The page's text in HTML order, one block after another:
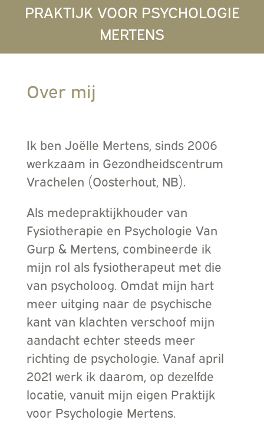
PRAKTIJK VOOR PSYCHOLOGIE
MERTENS
Over mij
Ik ben Joëlle Mertens, sinds 2006
werkzaam in Gezondheidscentrum
Vrachelen (Oosterhout, NB).
Als medepraktijkhouder van
Fysiotherapie en Psychologie Van
Gurp & Mertens, combineerde ik
mijn rol als fysiotherapeut met die
van psycholoog. Omdat mijn hart
meer uitging naar de psychische
kant van klachten verschoof mijn
aandacht echter steeds meer
richting de psychologie. Vanaf april
2021 werk ik daarom, op dezelfde
locatie, vanuit mijn eigen Praktijk
voor Psychologie Mertens.